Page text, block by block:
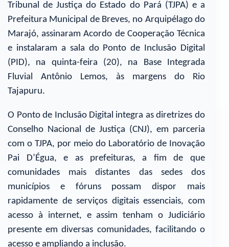
Tribunal de Justiça do Estado do Pará (TJPA) e a
Prefeitura Municipal de Breves, no Arquipélago do
Marajó, assinaram Acordo de Cooperação Técnica
e instalaram a sala do Ponto de Inclusão Digital
(PID), na quinta-feira (20), na Base Integrada
Fluvial Antônio Lemos, às margens do Rio
Tajapuru.
O Ponto de Inclusão Digital integra as diretrizes do
Conselho Nacional de Justiça (CNJ), em parceria
com o TJPA, por meio do Laboratório de Inovação
Pai D’Égua, e as prefeituras, a fim de que
comunidades mais distantes das sedes dos
municípios e fóruns possam dispor mais
rapidamente de serviços digitais essenciais, com
acesso à internet, e assim tenham o Judiciário
presente em diversas comunidades, facilitando o
acesso e ampliando a inclusão.